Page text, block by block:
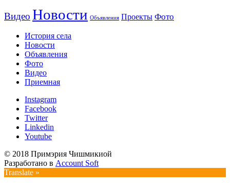
Видео Новости Объявления Проекты Фото
История села
Новости
Объявления
Фото
Видео
Приемная
Instagram
Facebook
Twitter
Linkedin
Youtube
© 2018 Примэрия Чишмикиой
Разработано в Account Soft
Translate »